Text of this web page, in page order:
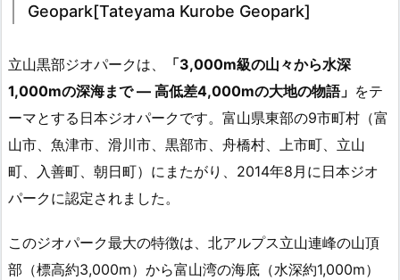
Geopark[Tateyama Kurobe Geopark]
立山黒部ジオパークは、
「3,000m級の山々から水深
1,000mの深海まで — 高低差4,000mの大地の物語」 をテ
ーマとする日本ジオパークです。富山県東部の9市町村（富
山市、魚津市、滑川市、黒部市、舟橋村、上市町、立山
町、入善町、朝日町）にまたがり、2014年8月に日本ジオ
パークに認定されました。
このジオパーク最大の特徴は、北アルプス立山連峰の山頂
部（標高約3,000m）から富山湾の海底（水深約1,000m）